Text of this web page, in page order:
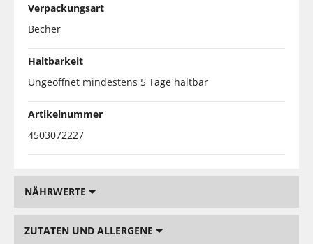
Verpackungsart
Becher
Haltbarkeit
Ungeöffnet mindestens 5 Tage haltbar
Artikelnummer
4503072227
NÄHRWERTE
ZUTATEN UND ALLERGENE